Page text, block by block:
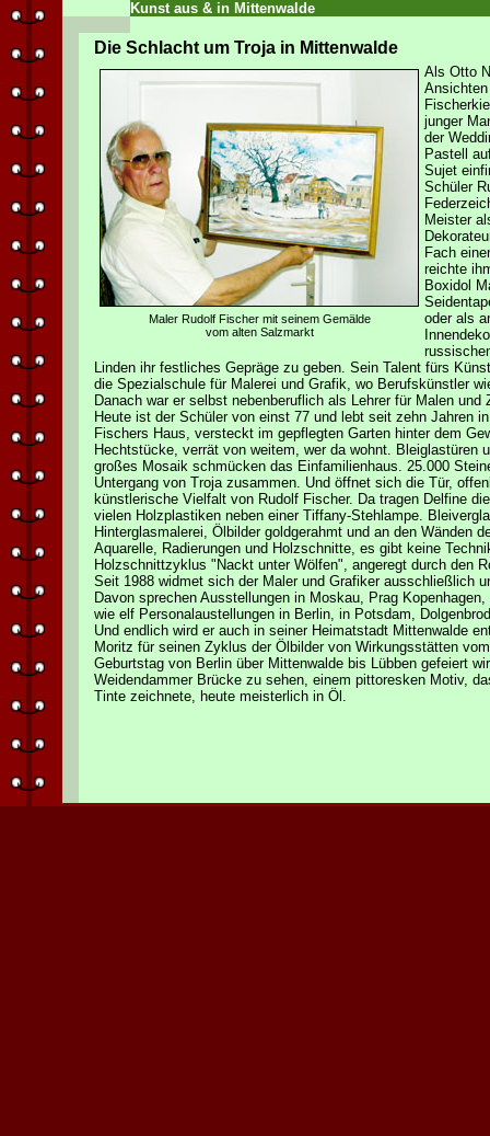
Kunst aus & in Mittenwalde
Die Schlacht um Troja in Mittenwalde
Maler Rudolf Fischer mit seinem Gemälde
vom alten Salzmarkt
Als Otto
junger
der
Pastell
Sujet
Schüler
Meister
Fach
reichte
Boxidol
oder als
Linden ihr festliches Gepräge zu geben. Sein Talent fürs
die Spezialschule für Malerei und Grafik, wo Berufskünstler
Danach war er selbst nebenberuflich als Lehrer für Malen und
Heute ist der Schüler von einst 77 und lebt seit zehn Jahren
Fischers Haus, versteckt im gepflegten Garten hinter dem
Hechtstücke, verrät von weitem, wer da wohnt. Bleiglastüren
großes Mosaik schmücken das Einfamilienhaus. 25.000
Untergang von Troja zusammen. Und öffnet sich die Tür,
künstlerische Vielfalt von Rudolf Fischer. Da tragen Delfine
vielen Holzplastiken neben einer Tiffany-Stehlampe.
Hinterglasmalerei, Ölbilder goldgerahmt und an den Wänden
Aquarelle, Radierungen und Holzschnitte, es gibt keine
Holzschnittzyklus "Nackt unter Wölfen", angeregt durch den
Seit 1988 widmet sich der Maler und Grafiker ausschließlich
Davon sprechen Ausstellungen in Moskau, Prag
wie elf Personalaustellungen in Berlin, in Potsdam,
Und endlich wird er auch in seiner Heimatstadt Mittenwalde
Moritz für seinen Zyklus der Ölbilder von Wirkungsstätten
Geburtstag von Berlin über Mittenwalde bis Lübben gefeiert
Weidendammer Brücke zu sehen, einem pittoresken Motiv,
Tinte zeichnete, heute meisterlich in Öl.